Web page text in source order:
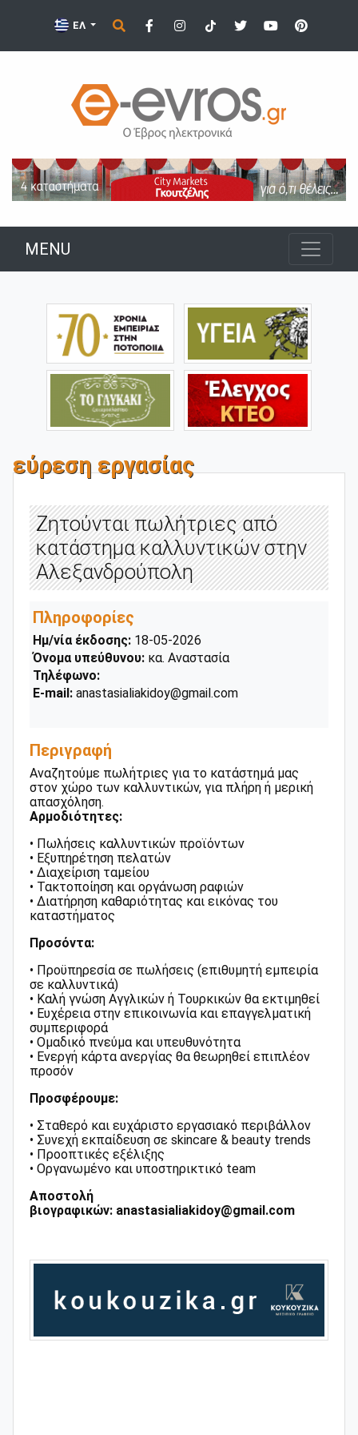
ΕΛ
MENU
εύρεση εργασίας
Ζητούνται πωλήτριες από
κατάστημα καλλυντικών στην
Αλεξανδρούπολη
Πληροφορίες
Ημ/νία έκδοσης: 18-05-2026
Όνομα υπεύθυνου: κα. Αναστασία
Τηλέφωνο:
E-mail: anastasialiakidoy@gmail.com
Περιγραφή
Αναζητούμε πωλήτριες για το κατάστημά μας
στον χώρο των καλλυντικών, για πλήρη ή μερική
απασχόληση.
Αρμοδιότητες:
• Πωλήσεις καλλυντικών προϊόντων
• Εξυπηρέτηση πελατών
• Διαχείριση ταμείου
• Τακτοποίηση και οργάνωση ραφιών
• Διατήρηση καθαριότητας και εικόνας του
καταστήματος
Προσόντα:
• Προϋπηρεσία σε πωλήσεις (επιθυμητή εμπειρία
σε καλλυντικά)
• Καλή γνώση Αγγλικών ή Τουρκικών θα εκτιμηθεί
• Ευχέρεια στην επικοινωνία και επαγγελματική
συμπεριφορά
• Ομαδικό πνεύμα και υπευθυνότητα
• Ενεργή κάρτα ανεργίας θα θεωρηθεί επιπλέον
προσόν
Προσφέρουμε:
• Σταθερό και ευχάριστο εργασιακό περιβάλλον
• Συνεχή εκπαίδευση σε skincare & beauty trends
• Προοπτικές εξέλιξης
• Οργανωμένο και υποστηρικτικό team
Αποστολή
βιογραφικών: anastasialiakidoy@gmail.com